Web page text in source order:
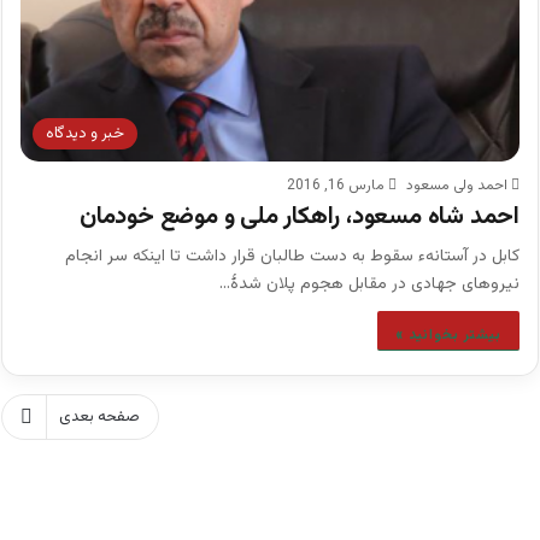
خبر و دیدگاه
احمد ولی مسعود مارس 16, 2016
احمد شاه مسعود، راهکار ملی و موضع خودمان
کابل در آستانهء سقوط به دست طالبان قرار داشت تا اینکه سر انجام
نیروهای جهادی در مقابل هجوم پلان شدۀ…
بیشتر بخوانید »
صفحه بعدی